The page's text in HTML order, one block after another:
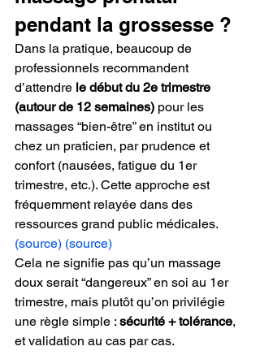
pendant la grossesse ?
Dans la pratique, beaucoup de
professionnels recommandent
d’attendre le début du 2e trimestre
(autour de 12 semaines) pour les
massages “bien-être” en institut ou
chez un praticien, par prudence et
confort (nausées, fatigue du 1er
trimestre, etc.). Cette approche est
fréquemment relayée dans des
ressources grand public médicales.
(source) (source)
Cela ne signifie pas qu’un massage
doux serait “dangereux” en soi au 1er
trimestre, mais plutôt qu’on privilégie
une règle simple : sécurité + tolérance,
et validation au cas par cas.